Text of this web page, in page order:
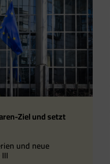
Ziel und setzt
und neue